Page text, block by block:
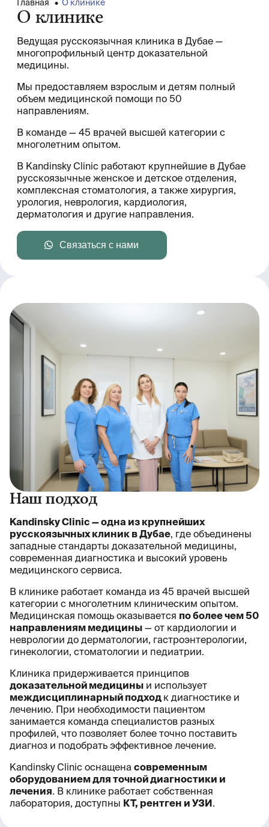
Главная • О клинике
О клинике
Ведущая русскоязычная клиника в Дубае —
многопрофильный центр доказательной
медицины.
Мы предоставляем взрослым и детям полный
объем медицинской помощи по 50
направлениям.
В команде — 45 врачей высшей категории с
многолетним опытом.
В Kandinsky Clinic работают крупнейшие в Дубае
русскоязычные женское и детское отделения,
комплексная стоматология, а также хирургия,
урология, неврология, кардиология,
дерматология и другие направления.
Связаться с нами
Наш подход
Kandinsky Clinic — одна из крупнейших
русскоязычных клиник в Дубае, где объединены
западные стандарты доказательной медицины,
современная диагностика и высокий уровень
медицинского сервиса.
В клинике работает команда из 45 врачей высшей
категории с многолетним клиническим опытом.
Медицинская помощь оказывается по более чем 50
направлениям медицины — от кардиологии и
неврологии до дерматологии, гастроэнтерологии,
гинекологии, стоматологии и педиатрии.
Клиника придерживается принципов
доказательной медицины и использует
междисциплинарный подход к диагностике и
лечению. При необходимости пациентом
занимается команда специалистов разных
профилей, что позволяет более точно поставить
диагноз и подобрать эффективное лечение.
Kandinsky Clinic оснащена современным
оборудованием для точной диагностики и
лечения. В клинике работает собственная
лаборатория, доступны КТ, рентген и УЗИ .